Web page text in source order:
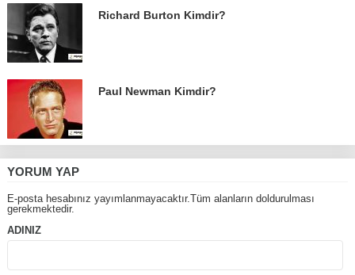
Richard Burton Kimdir?
Paul Newman Kimdir?
YORUM YAP
E-posta hesabınız yayımlanmayacaktır.Tüm alanların doldurulması
gerekmektedir.
ADINIZ